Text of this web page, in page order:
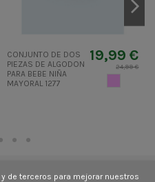
CONJUNTO DE DOS
PIEZAS DE ALGODON
PARA BEBE NIÑA
MAYORAL 1277
19,99 €
24,99 €
de terceros para mejorar nuestros